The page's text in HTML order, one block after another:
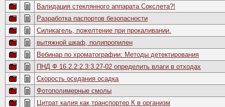
Валидация стеклянного аппарата Сокслета?!
Разработка паспортов безопасности
Cиликагель, пожелтение при прокаливании.
вытяжной шкаф, полипропилен
Вебинар по хроматографии: Методы детектирования
ПНД Ф 16.2.2:2.3:3.27-02 определить влаги в отходах
Скорость оседания осадка
Фотополимерные смолы
Цитрат калия как транспортер К в организм